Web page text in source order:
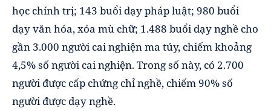
học chính trị; 143 buổi dạy pháp luật; 980 buổi
dạy văn hóa, xóa mù chữ; 1.488 buổi dạy nghề cho
gần 3.000 người cai nghiện ma túy, chiếm khoảng
4,5% số người cai nghiện. Trong số này, có 2.700
người được cấp chứng chỉ nghề, chiếm 90% số
người được dạy nghề.